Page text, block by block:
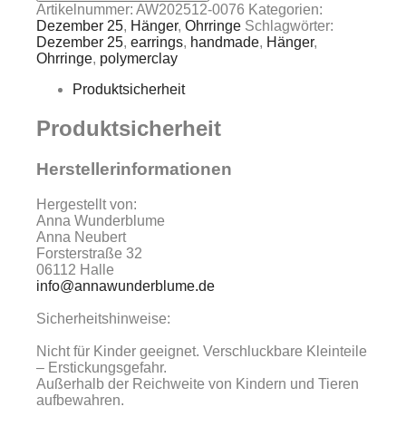
Artikelnummer: AW202512-0076 Kategorien:
Dezember 25, Hänger, Ohrringe Schlagwörter:
Dezember 25, earrings, handmade, Hänger,
Ohrringe, polymerclay
Produktsicherheit
Produktsicherheit
Herstellerinformationen
Hergestellt von:
Anna Wunderblume
Anna Neubert
Forsterstraße 32
06112 Halle
info@annawunderblume.de
Sicherheitshinweise:
Nicht für Kinder geeignet. Verschluckbare Kleinteile
– Erstickungsgefahr.
Außerhalb der Reichweite von Kindern und Tieren
aufbewahren.